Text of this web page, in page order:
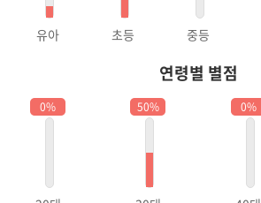
유아 초등 중등
연령별 별점
0% 50% 0%